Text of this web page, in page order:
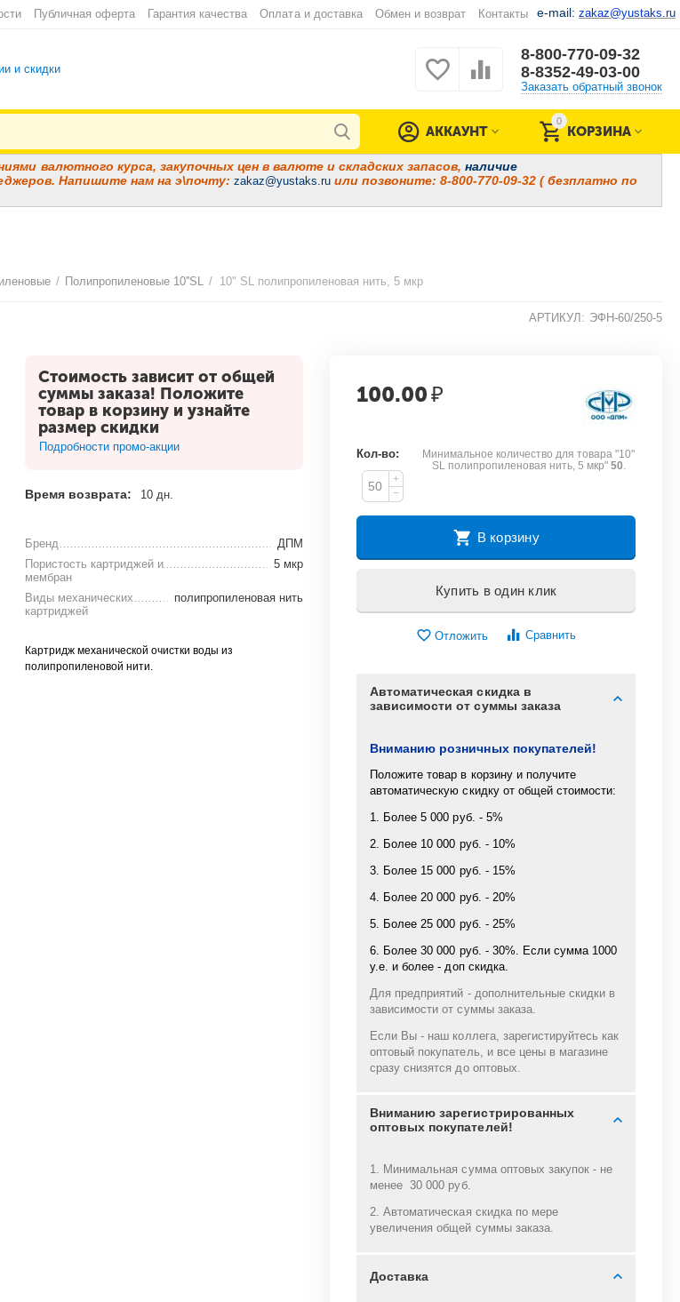
e-mail: zakaz@yustaks.ru
Публичная оферта Гарантия качества Оплата и доставка Обмен и возврат Контакты
и скидки
8-800-770-09-32
8-8352-49-03-00
Заказать обратный звонок
0
КОРЗИНА
АККАУНТ
валютного курса, закупочных цен в валюте и складских запасов, наличие
Напишите нам на э\почту: zakaz@yustaks.ruили позвоните: 8-800-770-09-32 ( безплатно по
/ Полипропиленовые 10''SL / 10" SL полипропиленовая нить, 5 мкр
АРТИКУЛ: ЭФН-60/250-5
Стоимость зависит от общей
суммы заказа! Положите
товар в корзину и узнайте
размер скидки
Подробности промо-акции
Время возврата: 10 дн.
Бренд
ДПМ
Пористость картриджей и
мембран
5 мкр
Виды механических
картриджей
полипропиленовая нить
Картридж механической очистки воды из
полипропиленовой нити.
100.00₽
Кол-во:
+
−
Минимальное количество для товара "10"
SL полипропиленовая нить, 5 мкр" 50.
В корзину
Купить в один клик
Отложить Сравнить
Автоматическая скидка в
зависимости от суммы заказа
Вниманию розничных покупателей!
Положите товар в корзину и получите
автоматическую скидку от общей стоимости:
1. Более 5 000 руб. - 5%
2. Более 10 000 руб. - 10%
3. Более 15 000 руб. - 15%
4. Более 20 000 руб. - 20%
5. Более 25 000 руб. - 25%
6. Более 30 000 руб. - 30%. Если сумма 1000
у.е. и более - доп скидка.
Для предприятий - дополнительные скидки в
зависимости от суммы заказа.
Если Вы - наш коллега, зарегистируйтесь как
оптовый покупатель, и все цены в магазине
сразу снизятся до оптовых.
Вниманию зарегистрированных
оптовых покупателей!
1. Минимальная сумма оптовых закупок - не
менее 30 000 руб.
2. Автоматическая скидка по мере
увеличения общей суммы заказа.
Доставка